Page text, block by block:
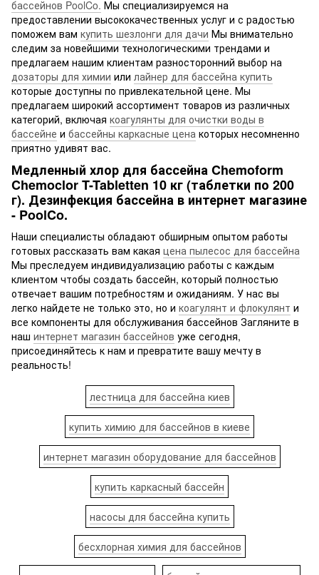
бассейнов PoolCo. Мы специализируемся на
предоставлении высококачественных услуг и с радостью
поможем вам купить шезлонги для дачи Мы внимательно
следим за новейшими технологическими трендами и
предлагаем нашим клиентам разносторонний выбор на
дозаторы для химии или лайнер для бассейна купить
которые доступны по привлекательной цене. Мы
предлагаем широкий ассортимент товаров из различных
категорий, включая коагулянты для очистки воды в
бассейне и бассейны каркасные цена которых несомненно
приятно удивят вас.
Медленный хлор для бассейна Chemoform
Chemoclor T-Tabletten 10 кг (таблетки по 200
г). Дезинфекция бассейна в интернет магазине
- PoolCo.
Наши специалисты обладают обширным опытом работы
готовых рассказать вам какая цена пылесос для бассейна
Мы преследуем индивидуализацию работы с каждым
клиентом чтобы создать бассейн, который полностью
отвечает вашим потребностям и ожиданиям. У нас вы
легко найдете не только это, но и коагулянт и флокулянт и
все компоненты для обслуживания бассейнов Загляните в
наш интернет магазин бассейнов уже сегодня,
присоединяйтесь к нам и превратите вашу мечту в
реальность!
лестница для бассейна киев
купить химию для бассейнов в киеве
интернет магазин оборудование для бассейнов
купить каркасный бассейн
насосы для бассейна купить
бесхлорная химия для бассейнов